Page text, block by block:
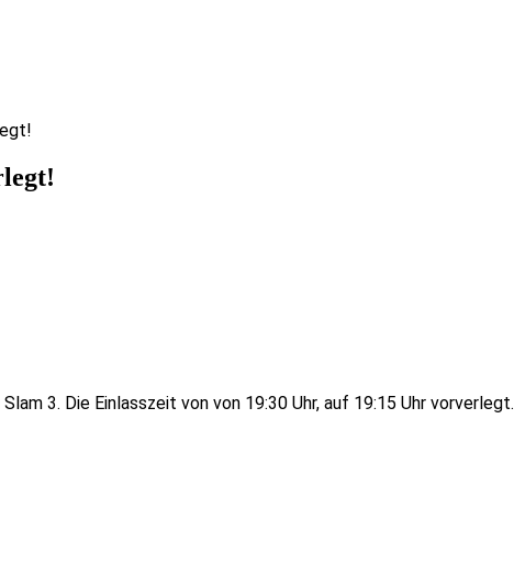
3. Die Einlasszeit von von 19:30 Uhr, auf 19:15 Uhr vorverlegt.